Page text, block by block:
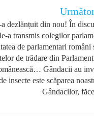
a dezlănțuit din nou! În
a transmis colegilor
de parlamentari români
de trădare din
Gândacii au
insecte este scăparea
Gândacilor,